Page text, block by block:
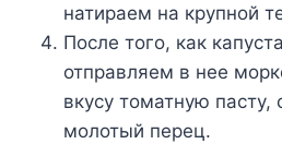
натираем на крупной
После того, как
отправляем в нее
вкусу томатную пасту,
молотый перец.